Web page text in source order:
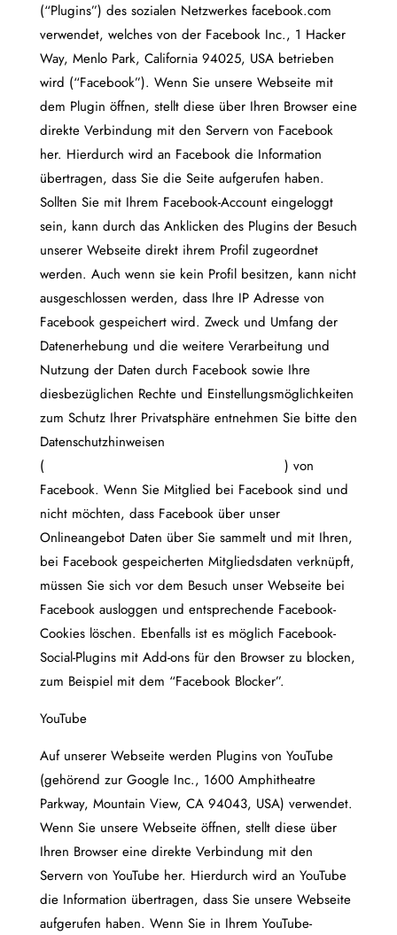
(“Plugins”) des sozialen Netzwerkes facebook.com
verwendet, welches von der Facebook Inc., 1 Hacker
Way, Menlo Park, California 94025, USA betrieben
wird (“Facebook”). Wenn Sie unsere Webseite mit
dem Plugin öffnen, stellt diese über Ihren Browser eine
direkte Verbindung mit den Servern von Facebook
her. Hierdurch wird an Facebook die Information
übertragen, dass Sie die Seite aufgerufen haben.
Sollten Sie mit Ihrem Facebook-Account eingeloggt
sein, kann durch das Anklicken des Plugins der Besuch
unserer Webseite direkt ihrem Profil zugeordnet
werden. Auch wenn sie kein Profil besitzen, kann nicht
ausgeschlossen werden, dass Ihre IP Adresse von
Facebook gespeichert wird. Zweck und Umfang der
Datenerhebung und die weitere Verarbeitung und
Nutzung der Daten durch Facebook sowie Ihre
diesbezüglichen Rechte und Einstellungsmöglichkeiten
zum Schutz Ihrer Privatsphäre entnehmen Sie bitte den
Datenschutzhinweisen
(
) von
Facebook. Wenn Sie Mitglied bei Facebook sind und
nicht möchten, dass Facebook über unser
Onlineangebot Daten über Sie sammelt und mit Ihren,
bei Facebook gespeicherten Mitgliedsdaten verknüpft,
müssen Sie sich vor dem Besuch unser Webseite bei
Facebook ausloggen und entsprechende Facebook-
Cookies löschen. Ebenfalls ist es möglich Facebook-
Social-Plugins mit Add-ons für den Browser zu blocken,
zum Beispiel mit dem “Facebook Blocker”.
YouTube
Auf unserer Webseite werden Plugins von YouTube
(gehörend zur Google Inc., 1600 Amphitheatre
Parkway, Mountain View, CA 94043, USA) verwendet.
Wenn Sie unsere Webseite öffnen, stellt diese über
Ihren Browser eine direkte Verbindung mit den
Servern von YouTube her. Hierdurch wird an YouTube
die Information übertragen, dass Sie unsere Webseite
aufgerufen haben. Wenn Sie in Ihrem YouTube-